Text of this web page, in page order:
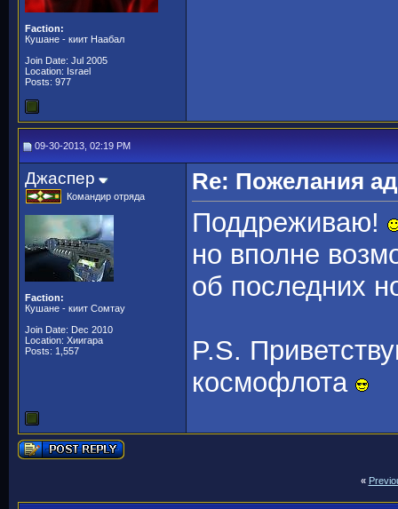
Faction:
Кушане - киит Наабал
Join Date: Jul 2005
Location: Israel
Posts: 977
09-30-2013, 02:19 PM
Джаспер
Командир отряда
Faction:
Кушане - киит Сомтау
Join Date: Dec 2010
Location: Хиигара
Posts: 1,557
Re: Пожелания
Поддреживаю!
но вполне
об последних
P.S.
космофлота
«